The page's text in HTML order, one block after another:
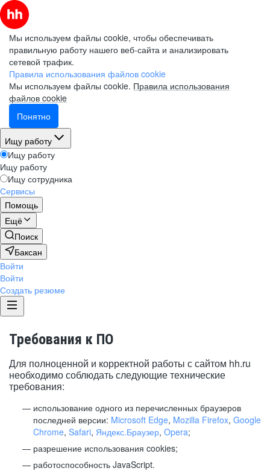
Мы используем файлы cookie, чтобы обеспечивать
правильную работу нашего веб-сайта и анализировать
сетевой трафик.
Правила использования файлов cookie
Мы используем файлы cookie. Правила использования
файлов cookie
Понятно
Ищу работу
Ищу работу
Ищу работу
Ищу сотрудника
Сервисы
Помощь
Ещё
Поиск
Баксан
Войти
Войти
Создать резюме
Требования к ПО
Для полноценной и корректной работы с сайтом hh.ru
необходимо соблюдать следующие технические
требования:
использование одного из перечисленных браузеров
последней версии: Microsoft Edge, Mozilla Firefox, Google
Chrome, Safari, Яндекс.Браузер, Opera;
разрешение использования cookies;
работоспособность JavaScript.